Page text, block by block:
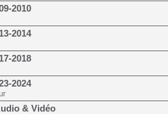
2010
2014
2018
2024
& Vidéo